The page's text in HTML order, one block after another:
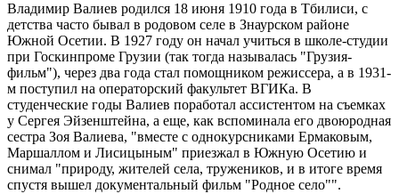
Владимир Валиев родился 18 июня 1910 года в Тбилиси, с
детства часто бывал в родовом селе в Знаурском районе
Южной Осетии. В 1927 году он начал учиться в школе-студии
при Госкинпроме Грузии (так тогда называлась "Грузия-
фильм"), через два года стал помощником режиссера, а в 1931-
м поступил на операторский факультет ВГИКа. В
студенческие годы Валиев поработал ассистентом на съемках
у Сергея Эйзенштейна, а еще, как вспоминала его двоюродная
сестра Зоя Валиева, "вместе с однокурсниками Ермаковым,
Маршаллом и Лисицыным" приезжал в Южную Осетию и
снимал "природу, жителей села, тружеников, и в итоге время
спустя вышел документальный фильм "Родное село"".